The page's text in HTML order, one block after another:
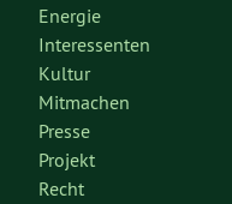
Energie
Interessenten
Kultur
Mitmachen
Presse
Projekt
Recht